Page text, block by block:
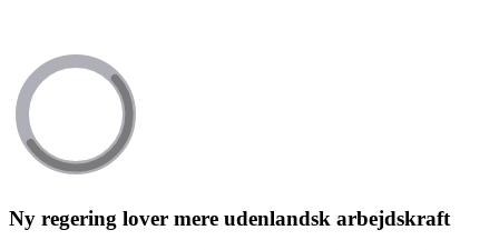
Ny regering lover mere udenlandsk arbejdskraft